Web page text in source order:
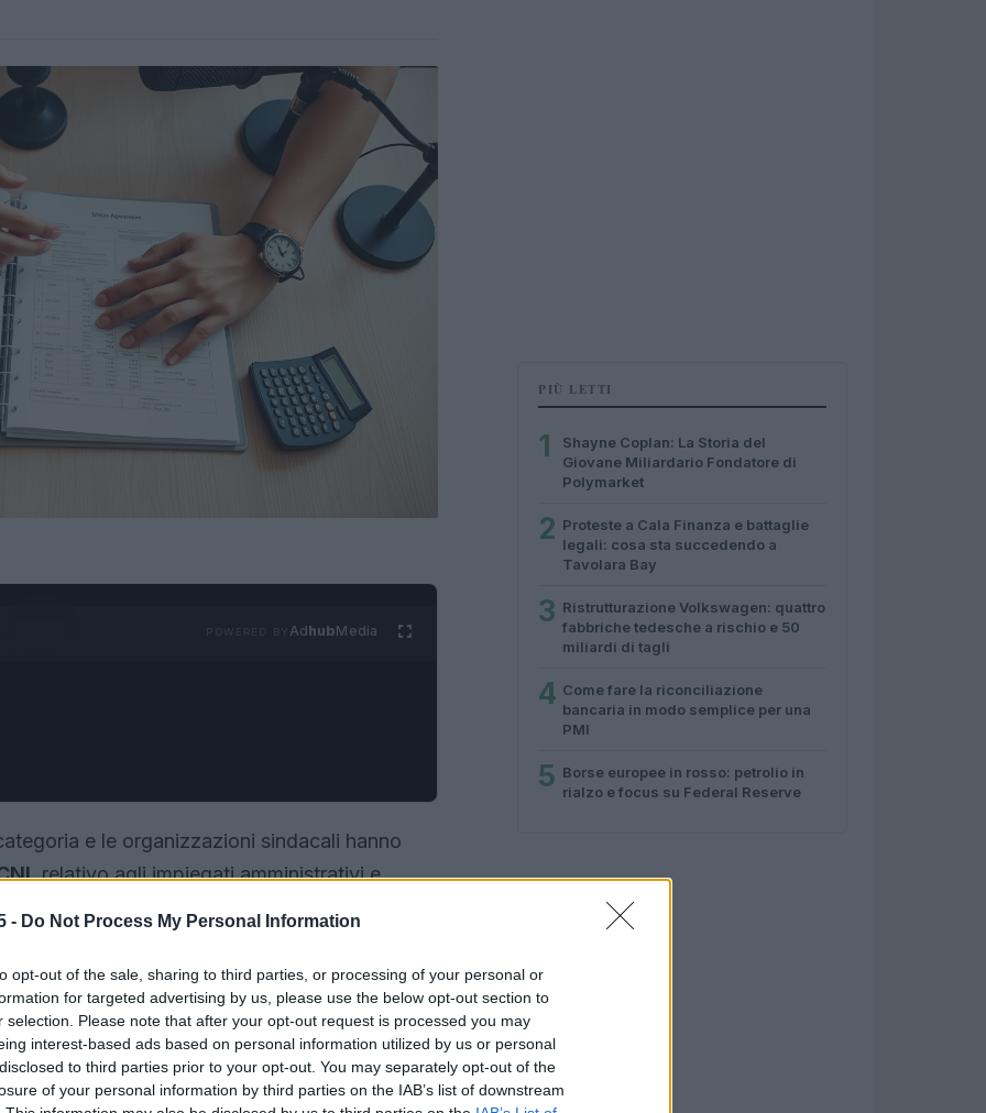
- Do Not Process My Personal Information
opt-out of the sale, sharing to third parties, or processing of your personal or
for targeted advertising by us, please use the below opt-out section to
selection. Please note that after your opt-out request is processed you may
interest-based ads based on personal information utilized by us or personal
to third parties prior to your opt-out. You may separately opt-out of the
of your personal information by third parties on the IAB’s list of downstream
AdhubMedia
e le organizzazioni sindacali hanno
relativo agli impiegati amministrativi e
L’accordo, valido dal
al sistema associativo
e a rafforzare alcune forme diwelfare
PIÙ LETTI
1
Shayne Coplan: La Storia del
Giovane Miliardario Fondatore di
Polymarket
2 Proteste a Cala Finanza e battaglie
legali: cosa sta succedendo a
Tavolara Bay
3 Ristrutturazione Volkswagen: quattro
fabbriche tedesche a rischio e 50
miliardi di tagli
4 Come fare la riconciliazione
bancaria in modo semplice per una
PMI
5 Borse europee in rosso: petrolio in
rialzo e focus su Federal Reserve